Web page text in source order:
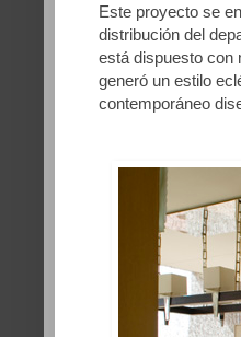
Este proyecto se
distribución del
está dispuesto con
generó un estilo
contemporáneo